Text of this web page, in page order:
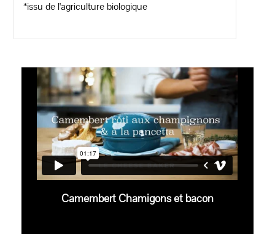
*issu de l'agriculture biologique
Camembert Chamigons et bacon